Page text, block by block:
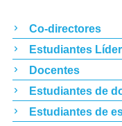
Co-directores
Estudiantes
Docentes
Estudiantes de
Estudiantes de